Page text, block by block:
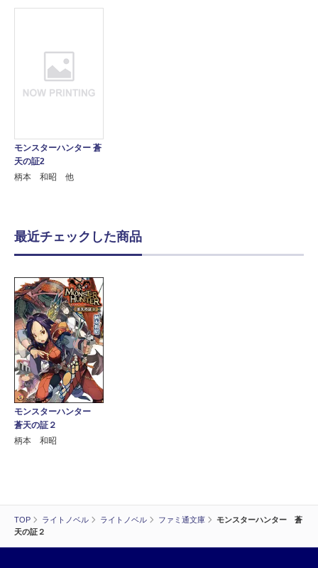
TOP ライトノベル ライトノベル ファミ通文庫
モンスターハンター 蒼
天の証２
モンスターハンター 蒼
天の証2
柄本 和昭 他
最近チェックした商品
モンスターハンター
蒼天の証２
柄本 和昭